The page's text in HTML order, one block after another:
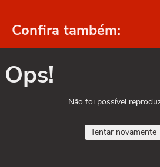
Confira também:
Ops!
Não foi possível
Tentar novamente